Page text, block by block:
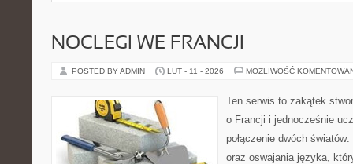
NOCLEGI WE FRANCJI
POSTED BY ADMIN LUT - 11 - 2026 MOŻLIWOŚĆ
Ten serwis to zakątek
o Francji i jednocześnie
połączenie dwóch
oraz oswajania języka,